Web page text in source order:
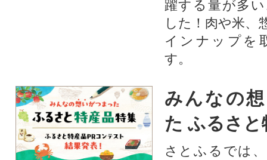
躍する量が多
した！肉や米、
インナップを
す。
みんなの
た ふるさと
さとふるでは